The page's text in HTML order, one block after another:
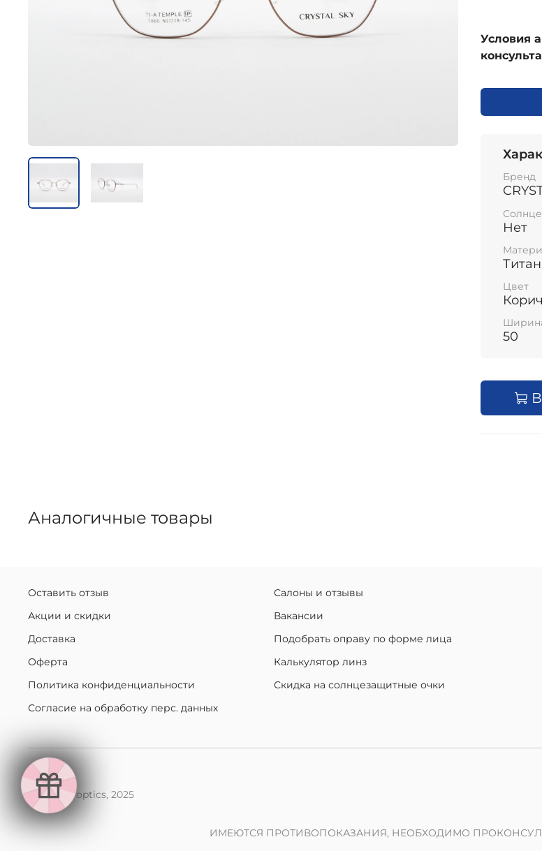
Условия
Бренд
Нет
Титан
Цвет
50
Аналогичные товары
Оставить отзыв
Акции и скидки
Доставка
Оферта
Политика конфиденциальности
Согласие на обработку перс. данных
Салоны и отзывы
Вакансии
Подобрать оправу по форме лица
Калькулятор линз
Скидка на солнцезащитные очки
makaroff optics, 2025
ИМЕЮТСЯ ПРОТИВОПОКАЗАНИЯ, НЕОБХОДИМО